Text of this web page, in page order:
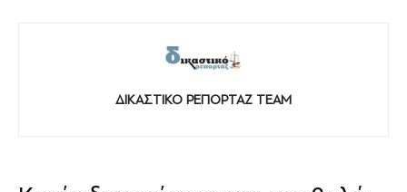
ΔΙΚΑΣΤΙΚΟ ΡΕΠΟΡΤΑΖ TEAM